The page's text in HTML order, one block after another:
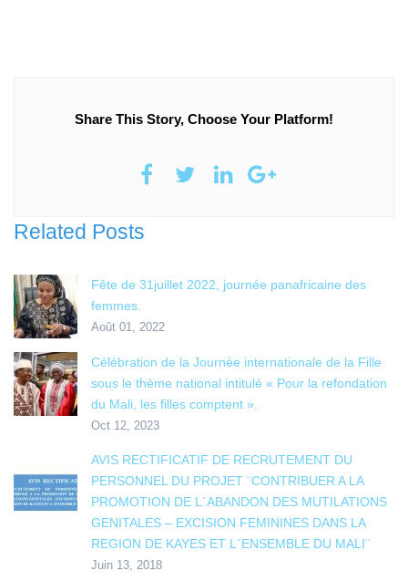
Share This Story, Choose Your Platform!
Related Posts
Fête de 31juillet 2022, journée panafricaine des
femmes.
Août 01, 2022
Célébration de la Journée internationale de la Fille
sous le thème national intitulé « Pour la refondation
du Mali, les filles comptent ».
Oct 12, 2023
AVIS RECTIFICATIF DE RECRUTEMENT DU
PERSONNEL DU PROJET ¨CONTRIBUER A LA
PROMOTION DE L´ABANDON DES MUTILATIONS
GENITALES – EXCISION FEMININES DANS LA
REGION DE KAYES ET L´ENSEMBLE DU MALI¨
Juin 13, 2018